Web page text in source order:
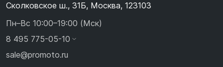
Сколковское ш., 31Б, Москва, 123103
Пн–Вс 10:00–19:00 (Мск)
8 495 775-05-10
sale@promoto.ru